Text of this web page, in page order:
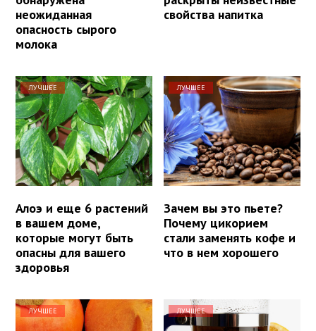
неожиданная
опасность сырого
молока
свойства напитка
ЛУЧШЕЕ
Алоэ и еще 6 растений
в вашем доме,
которые могут быть
опасны для вашего
здоровья
ЛУЧШЕЕ
Зачем вы это пьете?
Почему цикорием
стали заменять кофе и
что в нем хорошего
ЛУЧШЕЕ ЛУЧШЕЕ